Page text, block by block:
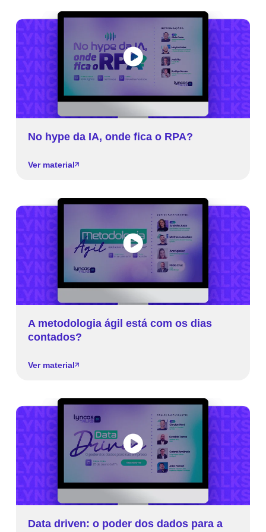
No hype da IA, onde fica o RPA?
Ver material
A metodologia ágil está com os dias
contados?
Ver material
Data driven: o poder dos dados para a